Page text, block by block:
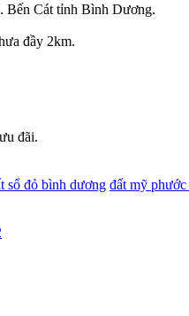
Cát tỉnh Bình Dương.
đầy 2km.
đãi.
sổ đỏ bình dương đất mỹ phước